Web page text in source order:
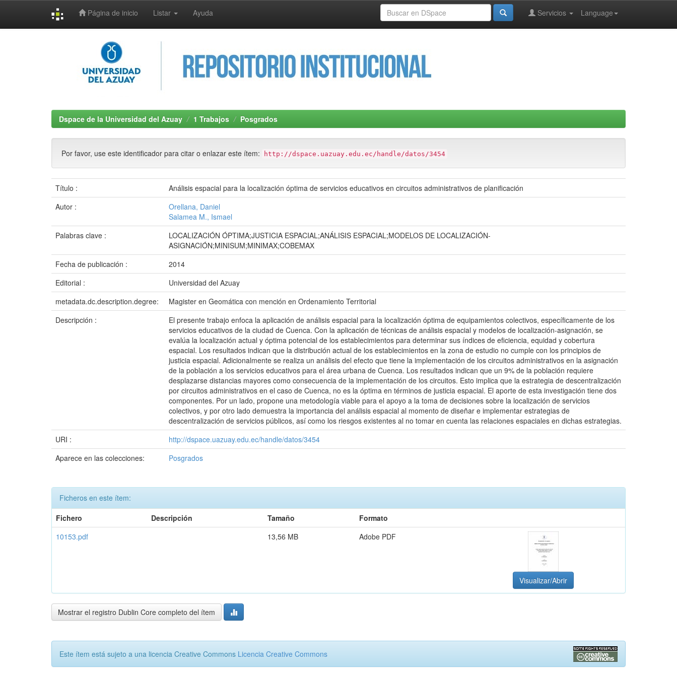
Página de inicio Listar Ayuda Language
Servicios
Dspace de la Universidad del Azuay 1 Trabajos Posgrados
Por favor, use este identificador para citar o enlazar este ítem: http://dspace.uazuay.edu.ec/handle/datos/3454
Título :
Análisis espacial para la localización óptima de servicios educativos en circuitos administrativos de planificación
Autor :
Orellana, Daniel
Salamea M., Ismael
Palabras clave :
LOCALIZACIÓN ÓPTIMA;JUSTICIA ESPACIAL;ANÁLISIS ESPACIAL;MODELOS DE LOCALIZACIÓN-
ASIGNACIÓN;MINISUM;MINIMAX;COBEMAX
Fecha de publicación :
2014
Editorial :
Universidad del Azuay
metadata.dc.description.degree:
Magister en Geomática con mención en Ordenamiento Territorial
Descripción :
El presente trabajo enfoca la aplicación de análisis espacial para la localización óptima de equipamientos colectivos, específicamente de los
servicios educativos de la ciudad de Cuenca. Con la aplicación de técnicas de análisis espacial y modelos de localización-asignación, se
evalúa la localización actual y óptima potencial de los establecimientos para determinar sus índices de eficiencia, equidad y cobertura
espacial. Los resultados indican que la distribución actual de los establecimientos en la zona de estudio no cumple con los principios de
justicia espacial. Adicionalmente se realiza un análisis del efecto que tiene la implementación de los circuitos administrativos en la asignación
de la población a los servicios educativos para el área urbana de Cuenca. Los resultados indican que un 9% de la población requiere
desplazarse distancias mayores como consecuencia de la implementación de los circuitos. Esto implica que la estrategia de descentralización
por circuitos administrativos en el caso de Cuenca, no es la óptima en términos de justicia espacial. El aporte de esta investigación tiene dos
componentes. Por un lado, propone una metodología viable para el apoyo a la toma de decisiones sobre la localización de servicios
colectivos, y por otro lado demuestra la importancia del análisis espacial al momento de diseñar e implementar estrategias de
descentralización de servicios públicos, así como los riesgos existentes al no tomar en cuenta las relaciones espaciales en dichas estrategias.
URI :
http://dspace.uazuay.edu.ec/handle/datos/3454
Aparece en las colecciones:
Posgrados
Ficheros en este ítem:
Fichero
Descripción Tamaño
Formato
10153.pdf
13,56 MB Adobe PDF
Visualizar/Abrir
Mostrar el registro Dublin Core completo del ítem
Este ítem está sujeto a una licencia Creative Commons Licencia Creative Commons